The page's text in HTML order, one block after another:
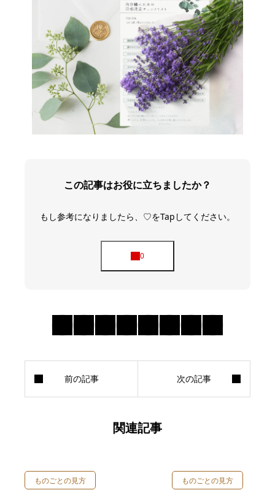
この記事はお役に立ちましたか？
もし参考になりましたら、♡をTapしてください。
関連記事
ものごとの見方 ものごとの見方